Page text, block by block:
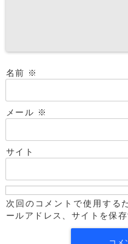
名前 ※
メール ※
サイト
次回のコメントで使用する
ールアドレス、サイトを保存